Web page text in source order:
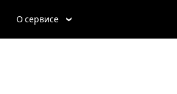
О сервисе